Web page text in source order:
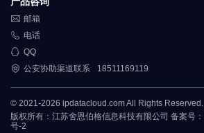
 邮箱
 电话
 QQ
 公安协助渠道联系 18511169119
© 2021-2026 ipdatacloud.com All Rights Reserved.
版权所有：江苏舍恩伯格信息科技有限公司 备案号：
号-2